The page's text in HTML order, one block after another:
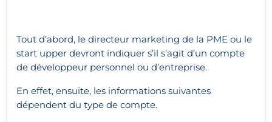
Tout d’abord, le directeur marketing de la PME ou le
start upper devront indiquer s’il s’agit d’un compte
de développeur personnel ou d’entreprise.
En effet, ensuite, les informations suivantes
dépendent du type de compte.